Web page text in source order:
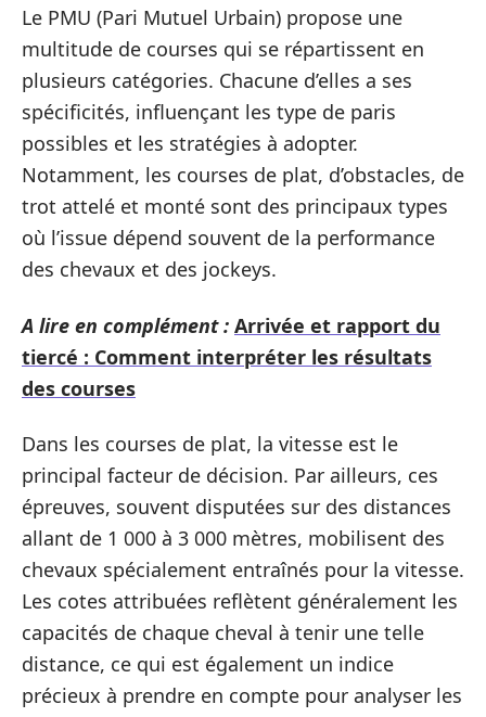
Le PMU (Pari Mutuel Urbain) propose une
multitude de courses qui se répartissent en
plusieurs catégories. Chacune d’elles a ses
spécificités, influençant les type de paris
possibles et les stratégies à adopter.
Notamment, les courses de plat, d’obstacles, de
trot attelé et monté sont des principaux types
où l’issue dépend souvent de la performance
des chevaux et des jockeys.
A lire en complément : Arrivée et rapport du
tiercé : Comment interpréter les résultats
des courses
Dans les courses de plat, la vitesse est le
principal facteur de décision. Par ailleurs, ces
épreuves, souvent disputées sur des distances
allant de 1 000 à 3 000 mètres, mobilisent des
chevaux spécialement entraînés pour la vitesse.
Les cotes attribuées reflètent généralement les
capacités de chaque cheval à tenir une telle
distance, ce qui est également un indice
précieux à prendre en compte pour analyser les